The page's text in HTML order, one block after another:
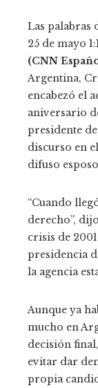
Las palabras
25 de mayo
(CNN
Argentina,
encabezó el
aniversario
presidente
discurso en
difuso
“Cuando
derecho”,
crisis de
presidencia
la agencia
Aunque ya
mucho en
decisión
evitar dar
propia